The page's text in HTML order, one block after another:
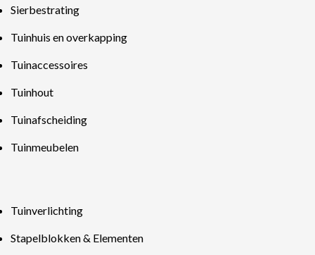
Sierbestrating
Tuinhuis en overkapping
Tuinaccessoires
Tuinhout
Tuinafscheiding
Tuinmeubelen
Tuinverlichting
Stapelblokken & Elementen